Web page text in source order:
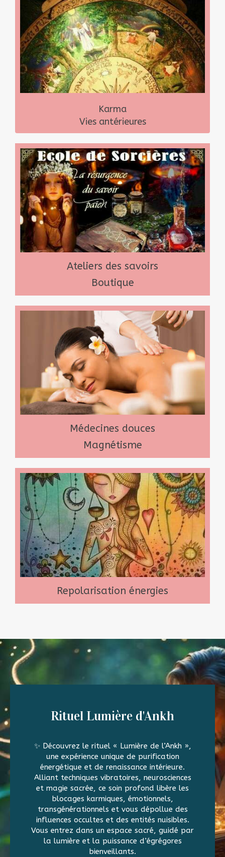
Karma
Vies antérieures
Ateliers des savoirs
Boutique
Médecines douces
Magnétisme
Repolarisation énergies
Rituel Lumière d'Ankh
✨ Découvrez le rituel « Lumière de l’Ankh »,
une expérience unique de purification
énergétique et de renaissance intérieure.
Alliant techniques vibratoires, neurosciences
et magie sacrée, ce soin profond libère les
blocages karmiques, émotionnels,
transgénérationnels et vous dépollue des
influences occultes et des entités nuisibles.
Vous entrez dans un espace sacré, guidé par
la lumière et la puissance d’égrégores
bienveillants.